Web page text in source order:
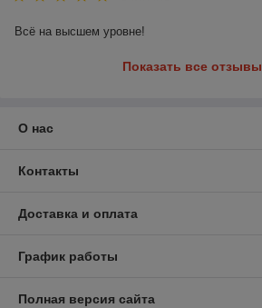
Всё на высшем уровне!
Показать все отзывы
О нас
Контакты
Доставка и оплата
График работы
Полная версия сайта